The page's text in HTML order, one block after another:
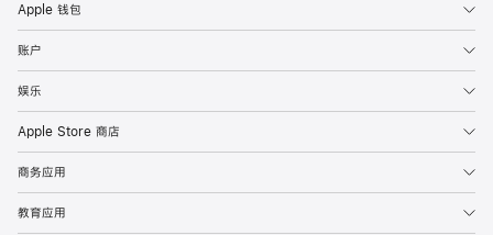
Apple 钱包
账户
娱乐
Apple Store 商店
商务应用
教育应用